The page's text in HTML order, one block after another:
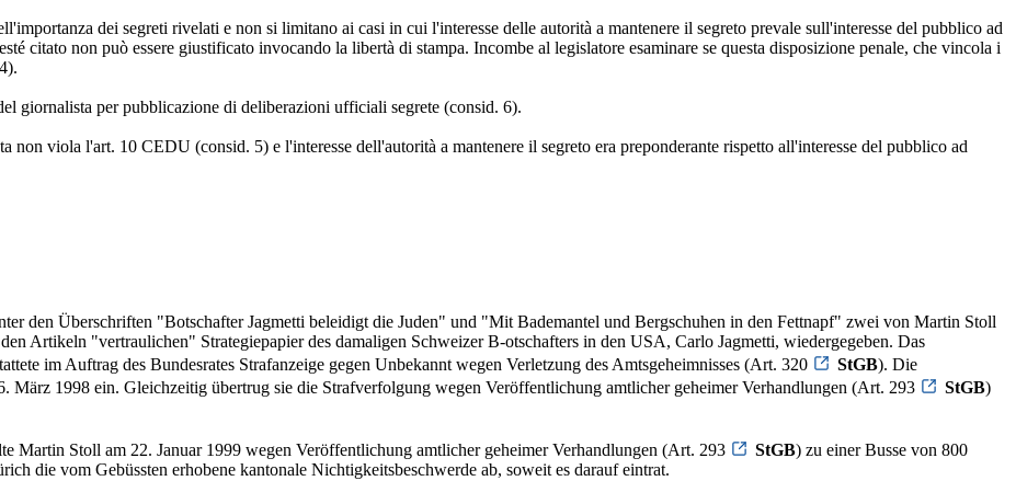
dei segreti rivelati e non si limitano ai casi in cui l'interesse delle autorità a mantenere il segreto prevale sull'interesse del pubblico ad
citato non può essere giustificato invocando la libertà di stampa. Incombe al legislatore esaminare se questa disposizione penale, che vincola i
giornalista per pubblicazione di deliberazioni ufficiali segrete (consid. 6).
non viola l'art. 10 CEDU (consid. 5) e l'interesse dell'autorità a mantenere il segreto era preponderante rispetto all'interesse del pubblico ad
den Überschriften "Botschafter Jagmetti beleidigt die Juden" und "Mit Bademantel und Bergschuhen in den Fettnapf" zwei von Martin Stoll
Artikeln "vertraulichen" Strategiepapier des damaligen Schweizer B-otschafters in den USA, Carlo Jagmetti, wiedergegeben. Das
im Auftrag des Bundesrates Strafanzeige gegen Unbekannt wegen Verletzung des Amtsgeheimnisses (Art. 320
StGB). Die
März 1998 ein. Gleichzeitig übertrug sie die Strafverfolgung wegen Veröffentlichung amtlicher geheimer Verhandlungen (Art. 293
StGB)
Martin Stoll am 22. Januar 1999 wegen Veröffentlichung amtlicher geheimer Verhandlungen (Art. 293 StGB) zu einer Busse von 800
die vom Gebüssten erhobene kantonale Nichtigkeitsbeschwerde ab, soweit es darauf eintrat.